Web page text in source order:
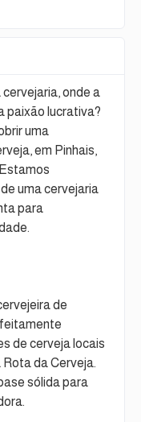
onde a
paixão lucrativa?
uma
em Pinhais,
uma cervejaria
para
de
de cerveja locais
da Cerveja.
sólida para